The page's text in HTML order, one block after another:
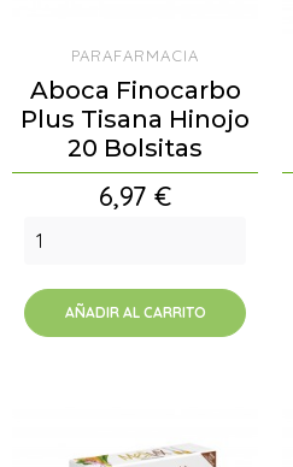
PARAFARMACIA
Aboca Finocarbo
Plus Tisana Hinojo
20 Bolsitas
Precio
6,97 €
AÑADIR AL CARRITO